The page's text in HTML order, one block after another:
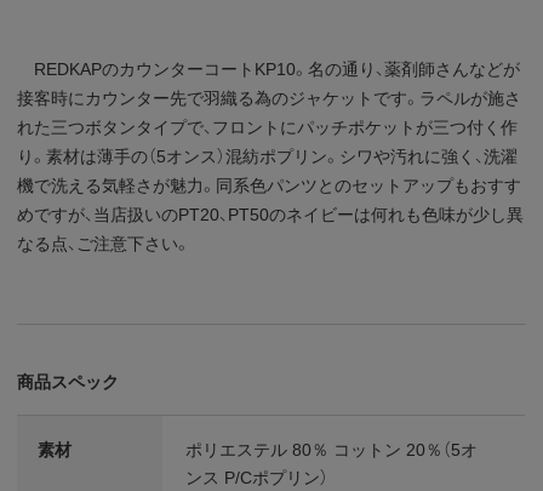
REDKAPのカウンターコートKP10。名の通り、薬剤師さんなどが
接客時にカウンター先で羽織る為のジャケットです。ラペルが施さ
れた三つボタンタイプで、フロントにパッチポケットが三つ付く作
り。素材は薄手の（5オンス）混紡ポプリン。シワや汚れに強く、洗濯
機で洗える気軽さが魅力。同系色パンツとのセットアップもおすす
めですが、当店扱いのPT20、PT50のネイビーは何れも色味が少し異
なる点、ご注意下さい。
商品スペック
素材
ポリエステル 80％ コットン 20％（5オ
ンス P/Cポプリン）